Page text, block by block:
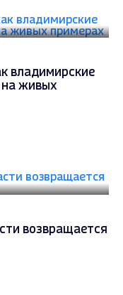
владимирские
на живых
возвращается